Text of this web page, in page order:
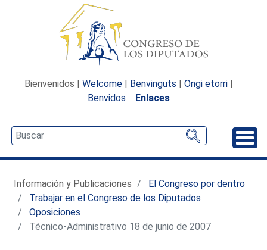
Bienvenidos | Welcome | Benvinguts | Ongi etorri |
Benvidos
Enlaces
Información y Publicaciones
El Congreso por dentro
Trabajar en el Congreso de los Diputados
Oposiciones
Técnico-Administrativo 18 de junio de 2007